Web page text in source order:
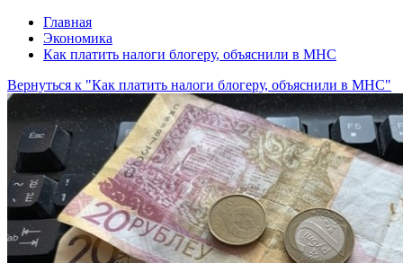
Главная
Экономика
Как платить налоги блогеру, объяснили в МНС
Вернуться к "Как платить налоги блогеру, объяснили в МНС"